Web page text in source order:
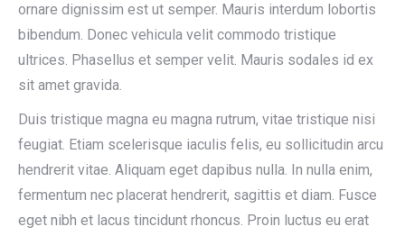
ornare dignissim est ut semper. Mauris interdum lobortis
bibendum. Donec vehicula velit commodo tristique
ultrices. Phasellus et semper velit. Mauris sodales id ex
sit amet gravida.
Duis tristique magna eu magna rutrum, vitae tristique nisi
feugiat. Etiam scelerisque iaculis felis, eu sollicitudin arcu
hendrerit vitae. Aliquam eget dapibus nulla. In nulla enim,
fermentum nec placerat hendrerit, sagittis et diam. Fusce
eget nibh et lacus tincidunt rhoncus. Proin luctus eu erat